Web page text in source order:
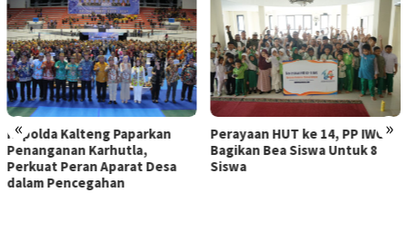
« »
Kapolda Kalteng Paparkan
Penanganan Karhutla,
Perkuat Peran Aparat Desa
dalam Pencegahan
Perayaan HUT ke 14, PP IWO
Bagikan Bea Siswa Untuk 8
Siswa